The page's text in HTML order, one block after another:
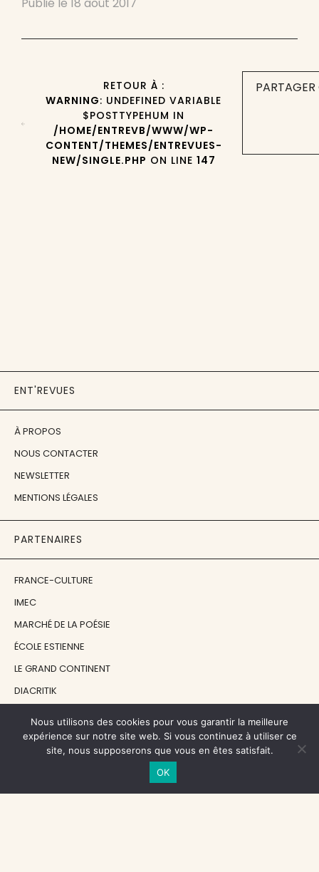
RETOUR À :
WARNING: UNDEFINED VARIABLE
$POSTTYPEHUM IN
/HOME/ENTREVB/WWW/WP-
CONTENT/THEMES/ENTREVUES-
NEW/SINGLE.PHP ON LINE 147
ENT'REVUES
À PROPOS
NOUS CONTACTER
NEWSLETTER
MENTIONS LÉGALES
PARTENAIRES
FRANCE-CULTURE
IMEC
MARCHÉ DE LA POÉSIE
ÉCOLE ESTIENNE
LE GRAND CONTINENT
DIACRITIK
NOS SOUTIENS
CENTRE NATIONAL DU LIVRE
Nous utilisons des cookies pour vous garantir la meilleure
expérience sur notre site web. Si vous continuez à utiliser ce
site, nous supposerons que vous en êtes satisfait.
OK